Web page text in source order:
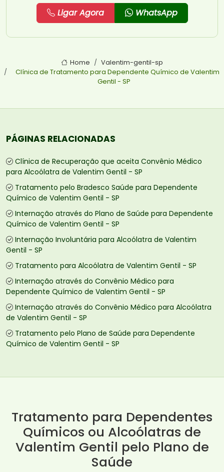
Ligar Agora WhatsApp
Home
Valentim-gentil-sp
Clínica de Tratamento para Dependente Químico de Valentim
Gentil - SP
PÁGINAS RELACIONADAS
Clínica de Recuperação que aceita Convênio Médico
para Alcoólatra de Valentim Gentil - SP
Tratamento pelo Bradesco Saúde para Dependente
Químico de Valentim Gentil - SP
Internação através do Plano de Saúde para Dependente
Químico de Valentim Gentil - SP
Internação Involuntária para Alcoólatra de Valentim
Gentil - SP
Tratamento para Alcoólatra de Valentim Gentil - SP
Internação através do Convênio Médico para
Dependente Químico de Valentim Gentil - SP
Internação através do Convênio Médico para Alcoólatra
de Valentim Gentil - SP
Tratamento pelo Plano de Saúde para Dependente
Químico de Valentim Gentil - SP
Tratamento para Dependentes
Químicos ou Alcoólatras de
Valentim Gentil pelo Plano de
Saúde